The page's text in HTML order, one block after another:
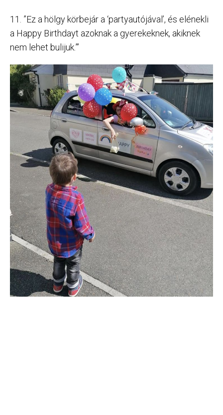
11. ”Ez a hölgy körbejár a ‘partyautójával’, és elénekli
a Happy Birthdayt azoknak a gyerekeknek, akiknek
nem lehet bulijuk.”’